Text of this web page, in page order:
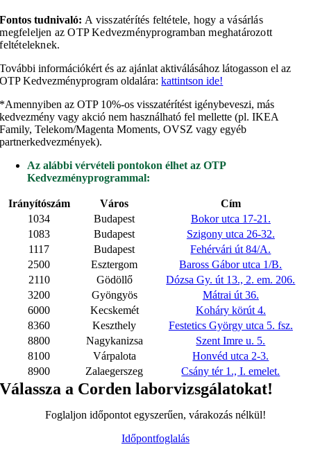
Fontos tudnivaló: A visszatérítés feltétele, hogy a vásárlás
megfeleljen az OTP Kedvezményprogramban meghatározott
feltételeknek.
További információkért és az ajánlat aktiválásához látogasson el az
OTP Kedvezményprogram oldalára:kattintson ide!
*Amennyiben az OTP 10%-os visszatérítést igénybeveszi, más
kedvezmény vagy akció nem használható fel mellette (pl. IKEA
Family, Telekom/Magenta Moments, OVSZ vagy egyéb
partnerkedvezmények).
Az alábbi vérvételi pontokon élhet az OTP
Kedvezményprogrammal:
Irányítószám Város
Cím
1034
Budapest
Bokor utca 17-21.
1083
Budapest
Szigony utca 26-32.
1117
Budapest
Fehérvári út 84/A.
2500
Esztergom
Baross Gábor utca 1/B.
2110
Gödöllő
Dózsa Gy. út 13., 2. em. 206.
3200
Gyöngyös
Mátrai út 36.
6000
Kecskemét
Koháry körút 4.
8360
Keszthely
Festetics György utca 5. fsz.
8800
Nagykanizsa
Szent Imre u. 5.
8100
Várpalota
Honvéd utca 2-3.
8900
Zalaegerszeg Csány tér 1., I. emelet.
Válassza a Corden labor­­­vizsgálatokat!
Foglaljon időpontot egyszerűen, várakozás nélkül!
Időpontfoglalás